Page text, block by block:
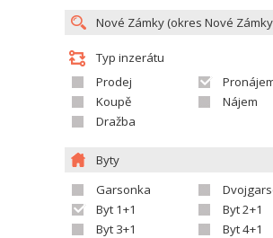
Typ inzerátu
Prodej
Koupě
Nájem
Dražba
Byty
Garsonka
Byt 1+1
Byt 2+1
Byt 3+1
Byt 4+1